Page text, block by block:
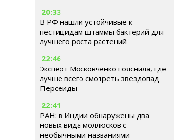
20:33
В РФ нашли устойчивые к
пестицидам штаммы бактерий для
лучшего роста растений
22:46
Эксперт Московченко пояснила, где
лучше всего смотреть звездопад
Персеиды
22:41
РАН: в Индии обнаружены два
новых вида моллюсков с
необычными названиями